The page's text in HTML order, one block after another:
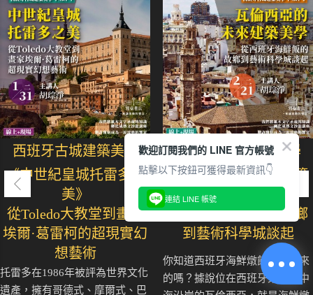
西班牙古城建築美學
《中世紀皇城托雷多之
美》
從Toledo大教堂到畫家
埃爾·葛雷柯的超現實幻
想藝術
托雷多在1986年被評為世界文化
遺產，擁有哥德式、摩爾式、巴
西班牙古城建築美學
《瓦倫西亞的未來建築
從西班牙海鮮飯的故鄉
到藝術科學城談起
你知道西班牙海鮮燉飯從哪裡來
的嗎？據說位在西班牙東部地中
歡迎訂閱我們的 LINE 官方帳號
點擊以下按鈕可獲得最新資訊👇
連結 LINE 帳號